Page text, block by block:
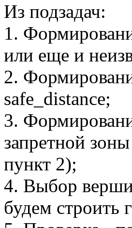
Из подзадач:
1.
или еще и
2.
safe_distance;
3.
запретной
пункт 2);
4. Выбор
будем строить